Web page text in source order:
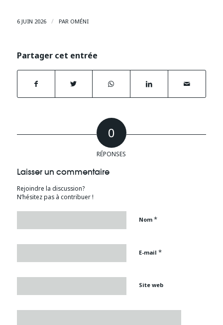
6 JUIN 2026 / PAR OMÉNI
Partager cet entrée
0
RÉPONSES
Laisser un commentaire
Rejoindre la discussion?
N’hésitez pas à contribuer !
Nom *
E-mail *
Site web